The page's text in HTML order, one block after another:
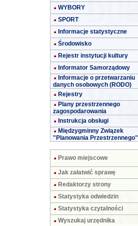
WYBORY
SPORT
Informacje statystyczne
Środowisko
Rejestr instytucji kultury
Informator Samorządowy
Informacje o przetwarzaniu
danych osobowych (RODO)
Rejestry
Plany przestrzennego
zagospodarowania
Instrukcja obsługi
Międzygminny Związek
"Planowania Przestrzennego"
Prawo miejscowe
Jak załatwić sprawę
Redaktorzy strony
Statystyka odwiedzin
Statystyka czytalności
Wyszukaj urzędnika